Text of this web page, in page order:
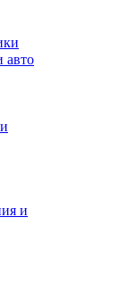
авто
и